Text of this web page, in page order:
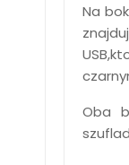
Na
Oba